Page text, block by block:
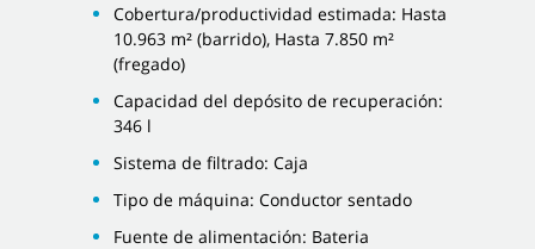
Cobertura/productividad estimada: Hasta
10.963 m² (barrido), Hasta 7.850 m²
(fregado)
Capacidad del depósito de recuperación:
346 l
Sistema de filtrado: Caja
Tipo de máquina: Conductor sentado
Fuente de alimentación: Bateria